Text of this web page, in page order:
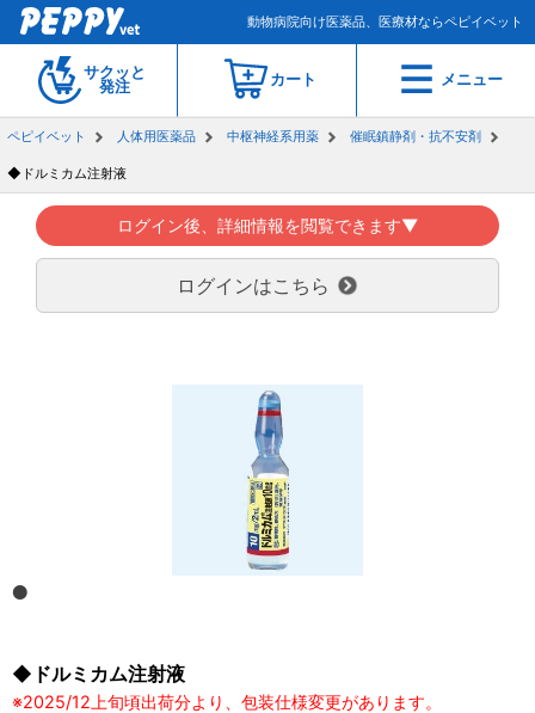
動物病院向け医薬品、医療材ならペピイベット
サクッと
発注
カート メニュー
ペピイベット 人体用医薬品 中枢神経系用薬 催眠鎮静剤・抗不安剤
◆ドルミカム注射液
ログイン後、詳細情報を閲覧できます▼
ログインはこちら
◆ドルミカム注射液
※2025/12上旬頃出荷分より、包装仕様変更があります。